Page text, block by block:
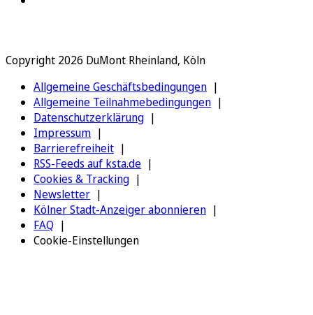
Copyright 2026 DuMont Rheinland, Köln
Allgemeine Geschäftsbedingungen
Allgemeine Teilnahmebedingungen
Datenschutzerklärung
Impressum
Barrierefreiheit
RSS-Feeds auf ksta.de
Cookies & Tracking
Newsletter
Kölner Stadt-Anzeiger abonnieren
FAQ
Cookie-Einstellungen